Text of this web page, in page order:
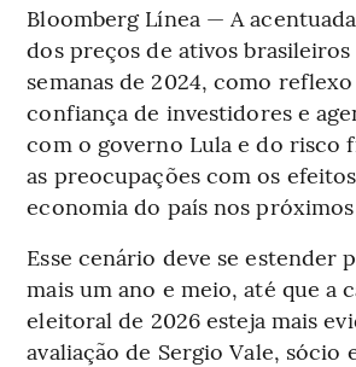
Bloomberg Línea — A
dos preços de ativos
semanas de 2024, como
confiança de investidores e
com o governo Lula e do risco
as preocupações com os
economia do país nos
Esse cenário deve se estender
mais um ano e meio, até que a
eleitoral de 2026 esteja mais
avaliação de Sergio Vale, sócio